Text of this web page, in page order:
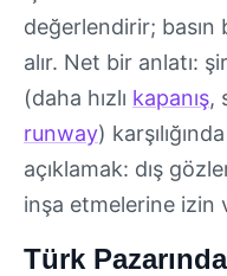
değerlendirir;
alır. Net bir anlatı:
(daha hızlı kapanış,
runway)
açıklamak: dış
inşa etmelerine izin
Türk